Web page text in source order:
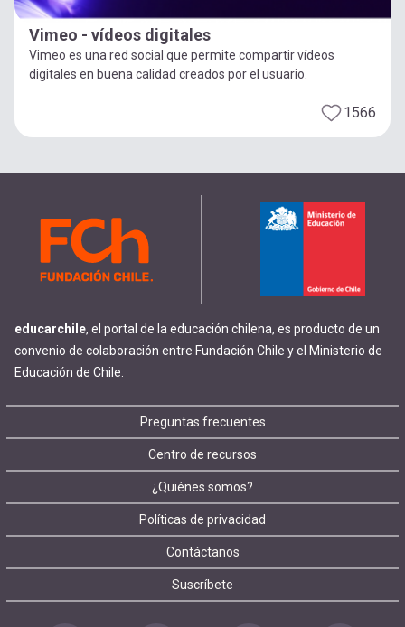
Vimeo - vídeos digitales
Vimeo es una red social que permite compartir vídeos
digitales en buena calidad creados por el usuario.
1566
educarchile, el portal de la educación chilena, es producto de un
convenio de colaboración entre Fundación Chile y el Ministerio de
Educación de Chile.
Footer
menu
Preguntas frecuentes
Centro de recursos
¿Quiénes somos?
Políticas de privacidad
Contáctanos
Suscríbete